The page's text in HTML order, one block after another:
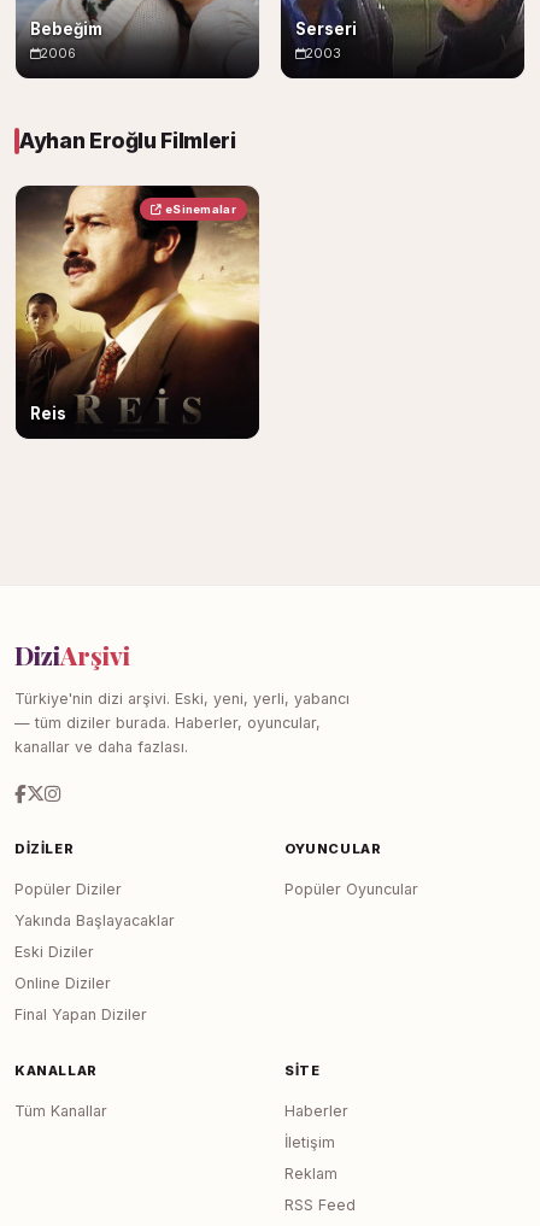
Bebeğim
2006
Serseri
2003
Ayhan Eroğlu Filmleri
Reis
eSinemalar
DiziArşivi
Türkiye'nin dizi arşivi. Eski, yeni, yerli, yabancı
— tüm diziler burada. Haberler, oyuncular,
kanallar ve daha fazlası.
DIZILER
Popüler Diziler
Yakında Başlayacaklar
Eski Diziler
Online Diziler
Final Yapan Diziler
OYUNCULAR
Popüler Oyuncular
KANALLAR
Tüm Kanallar
SITE
Haberler
İletişim
Reklam
RSS Feed